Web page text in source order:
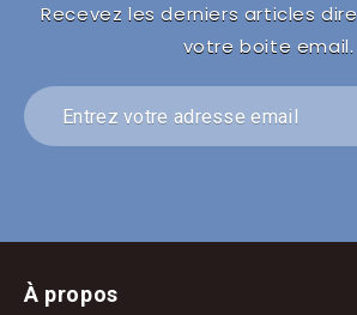
Recevez les derniers articles
votre boite email.
À propos